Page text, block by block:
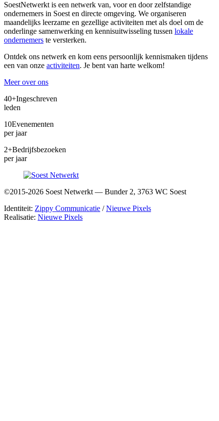
SoestNetwerkt is een netwerk van, voor en door zelfstandige
ondernemers in Soest en directe omgeving. We organiseren
maandelijks leerzame en gezellige activiteiten met als doel om de
onderlinge samenwerking en kennisuitwisseling tussen lokale
ondernemers te versterken.
Ontdek ons netwerk en kom eens persoonlijk kennismaken tijdens
een van onze activiteiten. Je bent van harte welkom!
Meer over ons
40+Ingeschreven
leden
10Evenementen
per jaar
2+Bedrijfsbezoeken
per jaar
©2015-2026 Soest Netwerkt — Bunder 2, 3763 WC Soest
Identiteit: Zippy Communicatie /Nieuwe Pixels
Realisatie: Nieuwe Pixels